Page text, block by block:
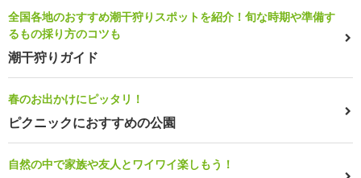
全国各地のおすすめ潮干狩りスポットを紹介！旬な時期や準備す
るもの採り方のコツも
潮干狩りガイド
春のお出かけにピッタリ！
ピクニックにおすすめの公園
自然の中で家族や友人とワイワイ楽しもう！